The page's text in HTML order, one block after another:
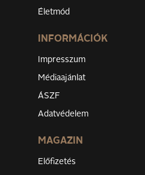
Életmód
INFORMÁCIÓK
Impresszum
Médiaajánlat
ÁSZF
Adatvédelem
MAGAZIN
Előfizetés